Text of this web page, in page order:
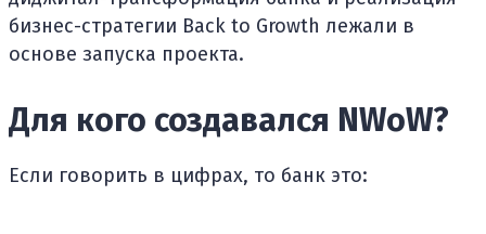
бизнес-стратегии Back to Growth лежали в
основе запуска проекта.
Для кого создавался NWoW?
Если говорить в цифрах, то банк это: